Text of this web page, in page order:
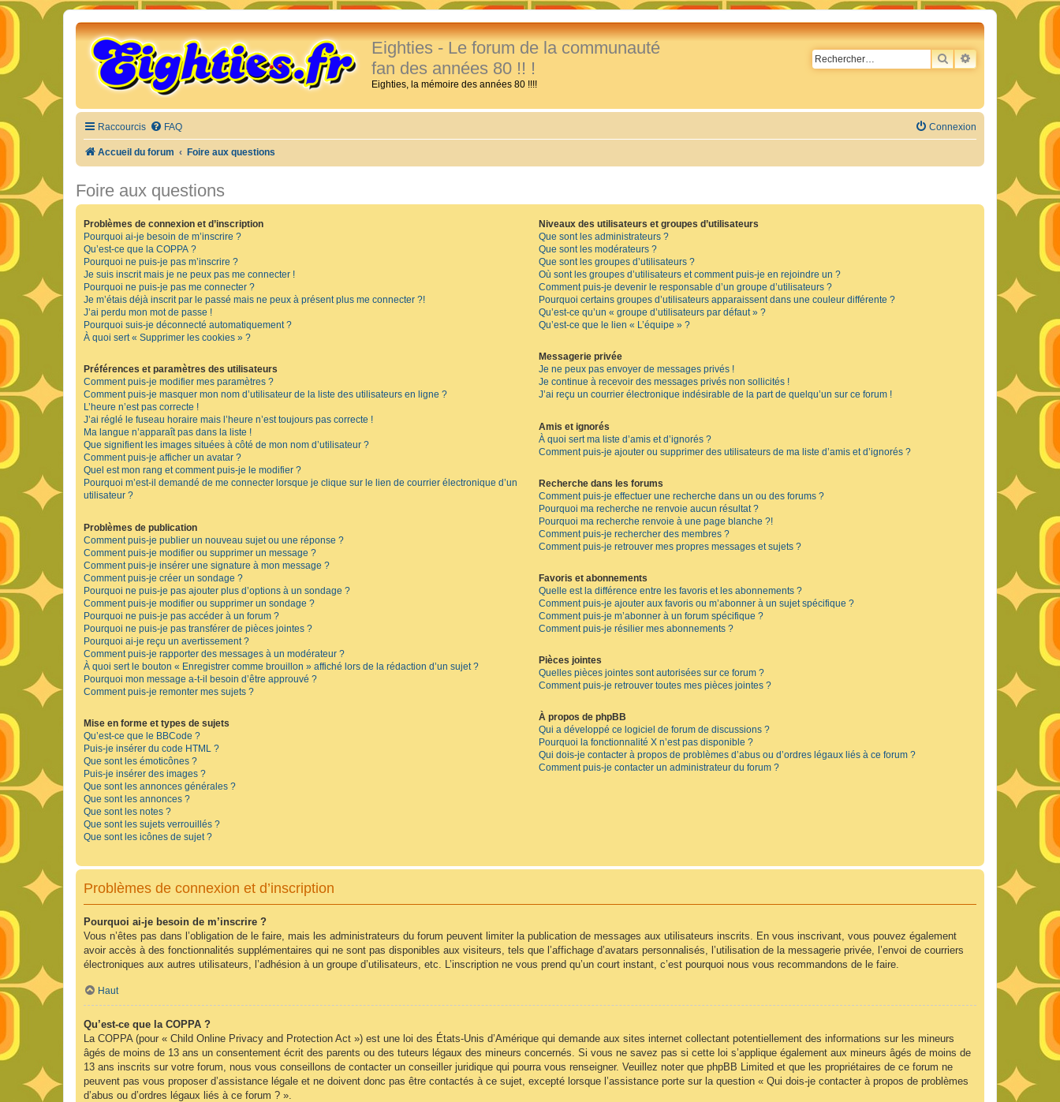
Eighties - Le forum de la communauté
fan des années 80 !! !
Eighties, la mémoire des années 80 !!!!
RECHERCHER
RECHERCHE
Raccourcis FAQ Connexion
Accueil du forum Foire aux questions
Foire aux questions
Problèmes de connexion et d’inscription
Pourquoi ai-je besoin de m’inscrire ?
Qu’est-ce que la COPPA ?
Pourquoi ne puis-je pas m’inscrire ?
Je suis inscrit mais je ne peux pas me connecter !
Pourquoi ne puis-je pas me connecter ?
Je m’étais déjà inscrit par le passé mais ne peux à présent plus me connecter ?!
J’ai perdu mon mot de passe !
Pourquoi suis-je déconnecté automatiquement ?
À quoi sert « Supprimer les cookies » ?
Préférences et paramètres des utilisateurs
Comment puis-je modifier mes paramètres ?
Comment puis-je masquer mon nom d’utilisateur de la liste des utilisateurs en ligne ?
L’heure n’est pas correcte !
J’ai réglé le fuseau horaire mais l’heure n’est toujours pas correcte !
Ma langue n’apparaît pas dans la liste !
Que signifient les images situées à côté de mon nom d’utilisateur ?
Comment puis-je afficher un avatar ?
Quel est mon rang et comment puis-je le modifier ?
Pourquoi m’est-il demandé de me connecter lorsque je clique sur le lien de courrier électronique d’un
utilisateur ?
Problèmes de publication
Comment puis-je publier un nouveau sujet ou une réponse ?
Comment puis-je modifier ou supprimer un message ?
Comment puis-je insérer une signature à mon message ?
Comment puis-je créer un sondage ?
Pourquoi ne puis-je pas ajouter plus d’options à un sondage ?
Comment puis-je modifier ou supprimer un sondage ?
Pourquoi ne puis-je pas accéder à un forum ?
Pourquoi ne puis-je pas transférer de pièces jointes ?
Pourquoi ai-je reçu un avertissement ?
Comment puis-je rapporter des messages à un modérateur ?
À quoi sert le bouton « Enregistrer comme brouillon » affiché lors de la rédaction d’un sujet ?
Pourquoi mon message a-t-il besoin d’être approuvé ?
Comment puis-je remonter mes sujets ?
Mise en forme et types de sujets
Qu’est-ce que le BBCode ?
Puis-je insérer du code HTML ?
Que sont les émoticônes ?
Puis-je insérer des images ?
Que sont les annonces générales ?
Que sont les annonces ?
Que sont les notes ?
Que sont les sujets verrouillés ?
Que sont les icônes de sujet ?
Niveaux des utilisateurs et groupes d’utilisateurs
Que sont les administrateurs ?
Que sont les modérateurs ?
Que sont les groupes d’utilisateurs ?
Où sont les groupes d’utilisateurs et comment puis-je en rejoindre un ?
Comment puis-je devenir le responsable d’un groupe d’utilisateurs ?
Pourquoi certains groupes d’utilisateurs apparaissent dans une couleur différente ?
Qu’est-ce qu’un « groupe d’utilisateurs par défaut » ?
Qu’est-ce que le lien « L’équipe » ?
Messagerie privée
Je ne peux pas envoyer de messages privés !
Je continue à recevoir des messages privés non sollicités !
J’ai reçu un courrier électronique indésirable de la part de quelqu’un sur ce forum !
Amis et ignorés
À quoi sert ma liste d’amis et d’ignorés ?
Comment puis-je ajouter ou supprimer des utilisateurs de ma liste d’amis et d’ignorés ?
Recherche dans les forums
Comment puis-je effectuer une recherche dans un ou des forums ?
Pourquoi ma recherche ne renvoie aucun résultat ?
Pourquoi ma recherche renvoie à une page blanche ?!
Comment puis-je rechercher des membres ?
Comment puis-je retrouver mes propres messages et sujets ?
Favoris et abonnements
Quelle est la différence entre les favoris et les abonnements ?
Comment puis-je ajouter aux favoris ou m’abonner à un sujet spécifique ?
Comment puis-je m’abonner à un forum spécifique ?
Comment puis-je résilier mes abonnements ?
Pièces jointes
Quelles pièces jointes sont autorisées sur ce forum ?
Comment puis-je retrouver toutes mes pièces jointes ?
À propos de phpBB
Qui a développé ce logiciel de forum de discussions ?
Pourquoi la fonctionnalité X n’est pas disponible ?
Qui dois-je contacter à propos de problèmes d’abus ou d’ordres légaux liés à ce forum ?
Comment puis-je contacter un administrateur du forum ?
Problèmes de connexion et d’inscription
Pourquoi ai-je besoin de m’inscrire ?
Vous n’êtes pas dans l’obligation de le faire, mais les administrateurs du forum peuvent limiter la publication de messages aux utilisateurs inscrits. En vous inscrivant, vous pouvez également
avoir accès à des fonctionnalités supplémentaires qui ne sont pas disponibles aux visiteurs, tels que l’affichage d’avatars personnalisés, l’utilisation de la messagerie privée, l’envoi de courriers
électroniques aux autres utilisateurs, l’adhésion à un groupe d’utilisateurs, etc. L’inscription ne vous prend qu’un court instant, c’est pourquoi nous vous recommandons de le faire.
Haut
Qu’est-ce que la COPPA ?
La COPPA (pour « Child Online Privacy and Protection Act ») est une loi des États-Unis d’Amérique qui demande aux sites internet collectant potentiellement des informations sur les mineurs
âgés de moins de 13 ans un consentement écrit des parents ou des tuteurs légaux des mineurs concernés. Si vous ne savez pas si cette loi s’applique également aux mineurs âgés de moins de
13 ans inscrits sur votre forum, nous vous conseillons de contacter un conseiller juridique qui pourra vous renseigner. Veuillez noter que phpBB Limited et que les propriétaires de ce forum ne
peuvent pas vous proposer d’assistance légale et ne doivent donc pas être contactés à ce sujet, excepté lorsque l’assistance porte sur la question « Qui dois-je contacter à propos de problèmes
d’abus ou d’ordres légaux liés à ce forum ? ».